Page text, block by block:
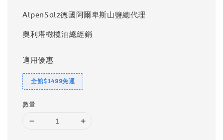
AlpenSalz德國阿爾卑斯山鹽總代理
奧利塔橄欖油總經銷
適用優惠
全館$1499免運
數量